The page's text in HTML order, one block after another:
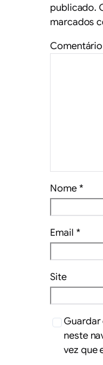
publicado.
marcados
Nome *
Email *
Site
Guardar
neste
vez que